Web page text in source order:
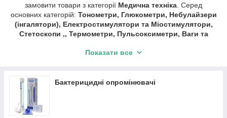
замовити товари з категорії Медична техніка . Серед
основних категорій: Тонометри, Глюкометри, Небулайзери
(інгалятори), Електростимулятори та Міостимулятори,
Стетоскопи ,, Термометри, Пульсоксиметри, Ваги та
опромінювачі та рециркулятори, Апарати для
Слухові апарати та аксесуари, Ліхтарики діагностичні.
Швидка доставка ✔ Доступні ціни ✔ Широкий
асортимент ✔ Акції та знижки ✔ Відгуки покупців ✔
Показати все
Бактерицидні опромінювачі